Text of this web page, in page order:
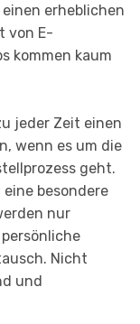
erheblichen
von E-
kommen kaum
jeder Zeit einen
wenn es um die
geht.
besondere
nur
Nicht
und